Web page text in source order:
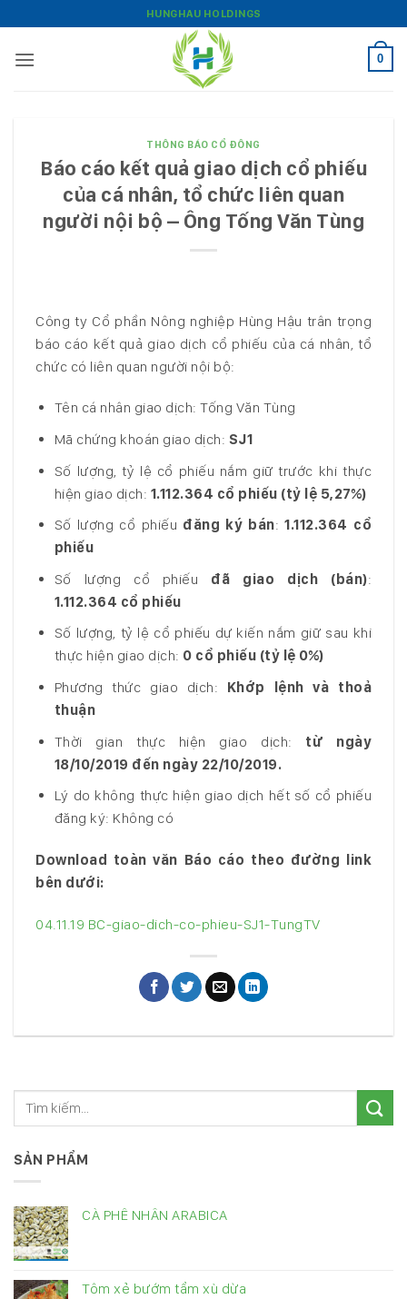
qua
nội
HUNGHAU HOLDINGS
0
THÔNG BÁO CỔ ĐÔNG
Báo cáo kết quả giao dịch cổ phiếu
của cá nhân, tổ chức liên quan
người nội bộ – Ông Tống Văn Tùng
Công ty Cổ phần Nông nghiệp Hùng Hậu trân trọng
báo cáo kết quả giao dịch cổ phiếu của cá nhân, tổ
chức có liên quan người nội bộ:
Tên cá nhân giao dịch: Tống Văn Tùng
Mã chứng khoán giao dịch: SJ1
Số lượng, tỷ lệ cổ phiếu nắm giữ trước khi thực
hiện giao dịch: 1.112.364 cổ phiếu (tỷ lệ 5,27%)
Số lượng cổ phiếu đăng ký bán: 1.112.364 cổ
phiếu
Số lượng cổ phiếu đã giao dịch (bán):
1.112.364 cổ phiếu
Số lượng, tỷ lệ cổ phiếu dự kiến nắm giữ sau khi
thực hiện giao dịch: 0 cổ phiếu (tỷ lệ 0%)
Phương thức giao dịch: Khớp lệnh và thoả
thuận
Thời gian thực hiện giao dịch: từ ngày
18/10/2019 đến ngày 22/10/2019.
Lý do không thực hiện giao dịch hết số cổ phiếu
đăng ký: Không có
Download toàn văn Báo cáo theo đường link
bên dưới:
04.11.19 BC-giao-dich-co-phieu-SJ1-TungTV
SẢN PHẨM
CÀ PHÊ NHÂN ARABICA
Tôm xẻ bướm tẩm xù dừa